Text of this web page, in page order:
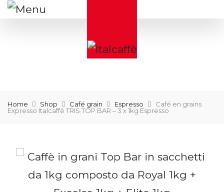
Home Shop Café grain Espresso
Café en grains
Expresso Italcaffè TRIS TOP BAR – 3 x 1kg Espresso